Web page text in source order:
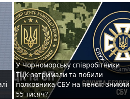
У Чорноморську співробітники
ТЦК затримали та побили
полковника СБУ на пенсії: зникли
55 тисяч?